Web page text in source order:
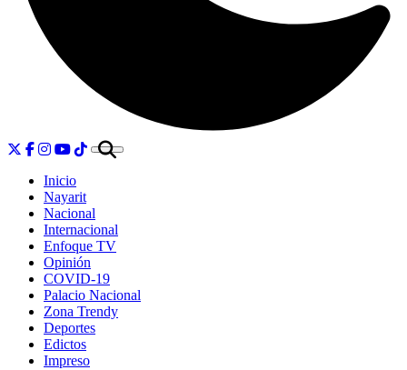
Inicio
Nayarit
Nacional
Internacional
Enfoque TV
Opinión
COVID-19
Palacio Nacional
Zona Trendy
Deportes
Edictos
Impreso